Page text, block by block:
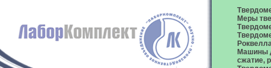
Меры
Машины
сжатие,